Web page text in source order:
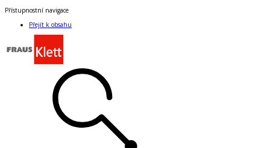
Přístupnostní navigace
Přejít k obsahu